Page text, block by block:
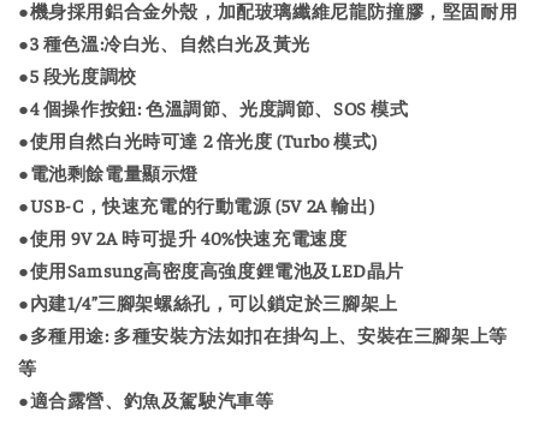
●機身採用鋁合金外殼，加配玻璃纖維尼龍防撞膠，堅固耐用
●3 種色溫:冷白光、自然白光及黃光
●5 段光度調校
●4 個操作按鈕: 色溫調節、光度調節、SOS 模式
●使用自然白光時可達 2 倍光度 (Turbo 模式)
●電池剩餘電量顯示燈
●USB-C，快速充電的行動電源 (5V 2A 輸出)
●使用 9V 2A 時可提升 40%快速充電速度
●使用Samsung高密度高強度鋰電池及LED晶片
●內建1/4”三腳架螺絲孔，可以鎖定於三腳架上
●多種用途: 多種安裝方法如扣在掛勾上、安裝在三腳架上等
等
●適合露營、釣魚及駕駛汽車等